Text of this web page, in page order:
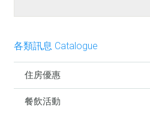
各類訊息 Catalogue
住房優惠
餐飲活動